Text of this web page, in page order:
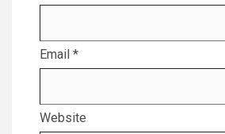
Email *
Website